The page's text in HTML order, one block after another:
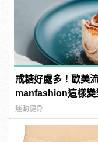
戒糖好處多！歐美
manfashion這樣變
運動健身